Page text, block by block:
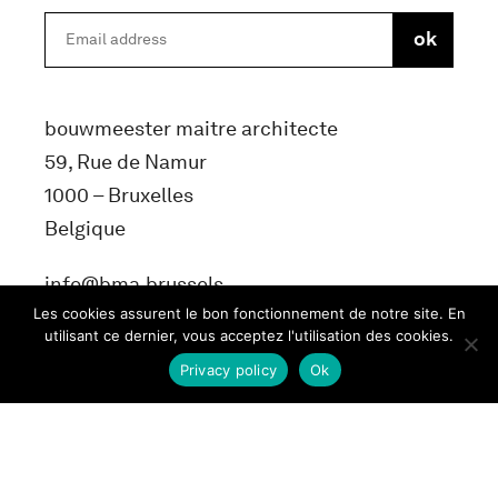
bouwmeester maitre architecte
59, Rue de Namur
1000 – Bruxelles
Belgique
info@bma.brussels
Les cookies assurent le bon fonctionnement de notre site. En
utilisant ce dernier, vous acceptez l'utilisation des cookies.
Ok
Privacy policy